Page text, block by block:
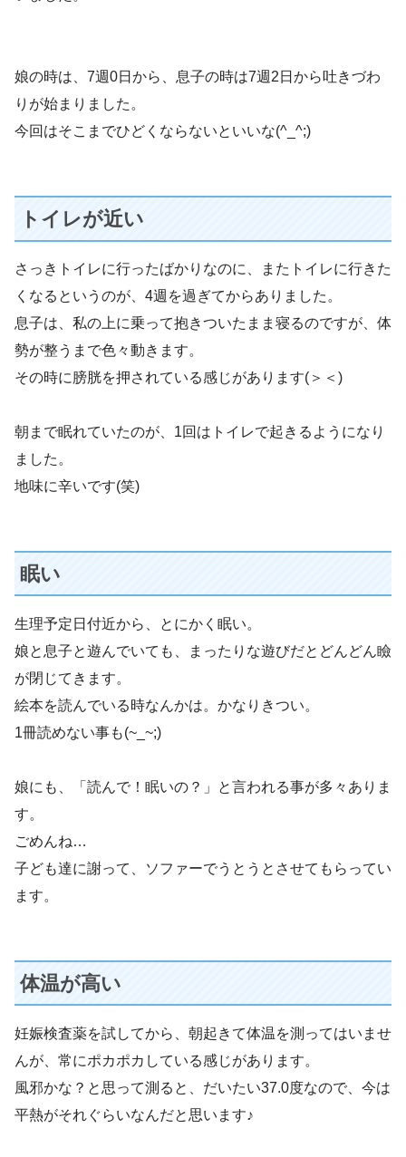
娘の時は、7週0日から、息子の時は7週2日から吐きづわ
りが始まりました。
今回はそこまでひどくならないといいな(^_^;)
トイレが近い
さっきトイレに行ったばかりなのに、またトイレに行きた
くなるというのが、4週を過ぎてからありました。
息子は、私の上に乗って抱きついたまま寝るのですが、体
勢が整うまで色々動きます。
その時に膀胱を押されている感じがあります(＞＜)
朝まで眠れていたのが、1回はトイレで起きるようになり
ました。
地味に辛いです(笑)
眠い
生理予定日付近から、とにかく眠い。
娘と息子と遊んでいても、まったりな遊びだとどんどん瞼
が閉じてきます。
絵本を読んでいる時なんかは。かなりきつい。
1冊読めない事も(~_~;)
娘にも、「読んで！眠いの？」と言われる事が多々ありま
す。
ごめんね…
子ども達に謝って、ソファーでうとうとさせてもらってい
ます。
体温が高い
妊娠検査薬を試してから、朝起きて体温を測ってはいませ
んが、常にポカポカしている感じがあります。
風邪かな？と思って測ると、だいたい37.0度なので、今は
平熱がそれぐらいなんだと思います♪